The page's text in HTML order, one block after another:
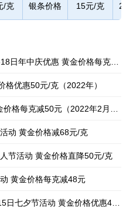
/克 银条价格 15元/克
日年中庆优惠 黄金价格每克减
优惠50元/克（2022年）
格每克减50元（2022年2月
动 黄金价格减68元/克
节活动 黄金价格直降50元/克
黄金价格每克减48元
七夕节活动 黄金价格优惠40